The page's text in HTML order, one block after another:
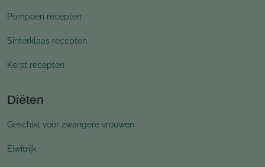
Pompoen recepten
Sinterklaas recepten
Kerst recepten
Diëten
Geschikt voor zwangere vrouwen
Eiwitrijk